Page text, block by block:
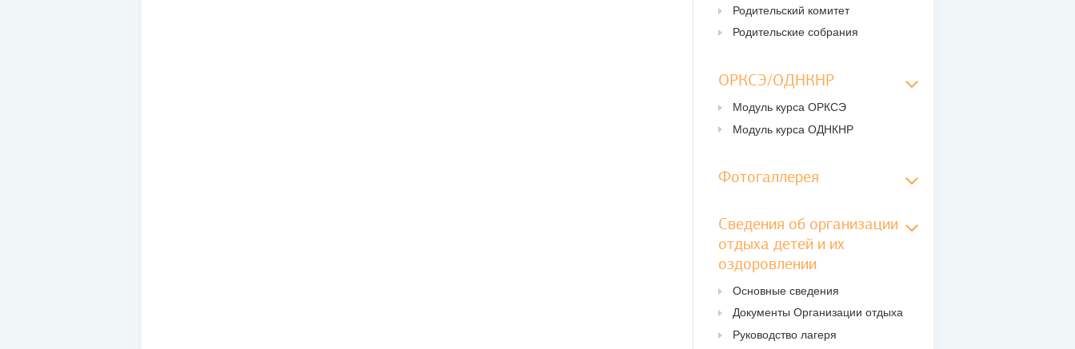
Родительский комитет
Родительские собрания
ОРКСЭ/ОДНКНР
Модуль курса ОРКСЭ
Модуль курса ОДНКНР
Фотогаллерея
Сведения об организации
отдыха детей и их
оздоровлении
Основные сведения
Документы Организации отдыха
Руководство лагеря